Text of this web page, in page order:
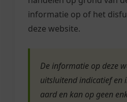
informatie op of het
deze website.
De informatie op deze
uitsluitend indicatief en
aard en kan op geen